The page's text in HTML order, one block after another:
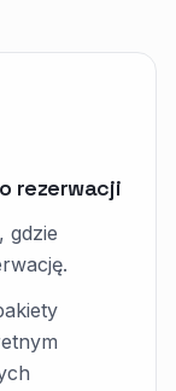
rezerwacji
gdzie